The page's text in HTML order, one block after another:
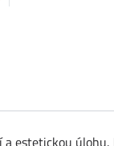
estetickou